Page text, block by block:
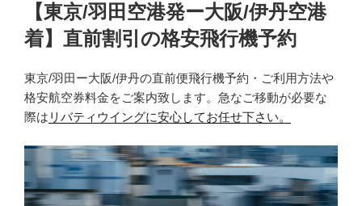
【東京/羽田空港発ー大阪/伊丹空港
着】直前割引の格安飛行機予約
東京/羽田ー大阪/伊丹の直前便飛行機予約・ご利用方法や
格安航空券料金をご案内致します。急なご移動が必要な
際は リバティウイングに安心してお任せ下さい。